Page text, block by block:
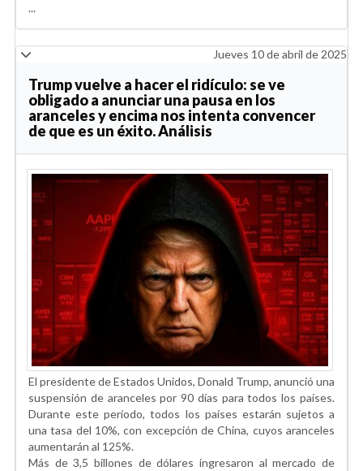
...
Jueves 10 de abril de 2025
Trump vuelve a hacer el ridículo: se ve
obligado a anunciar una pausa en los
aranceles y encima nos intenta convencer
de que es un éxito. Análisis
El presidente de Estados Unidos, Donald Trump, anunció una
suspensión de aranceles por 90 días para todos los países.
Durante este período, todos los países estarán sujetos a
una tasa del 10%, con excepción de China, cuyos aranceles
aumentarán al 125%.
Más de 3,5 billones de dólares ingresaron al mercado de